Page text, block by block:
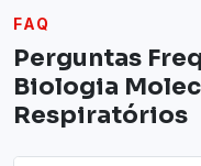
FAQ
Perguntas
Biologia
Respiratórios